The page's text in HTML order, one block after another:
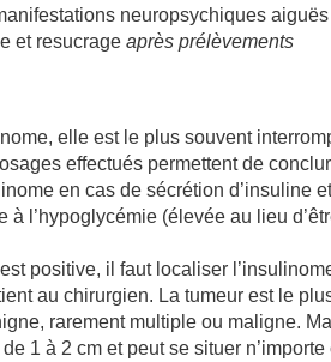
neuropsychiques aiguës
et resucrage après prélèvements
elle est le plus souvent
effectués permettent de
en cas de sécrétion d’insuline
à l’hypoglycémie (élevée au lieu
positive, il faut localiser
au chirurgien. La tumeur est le
rarement multiple ou maligne.
1 à 2 cm et peut se situer n’importe